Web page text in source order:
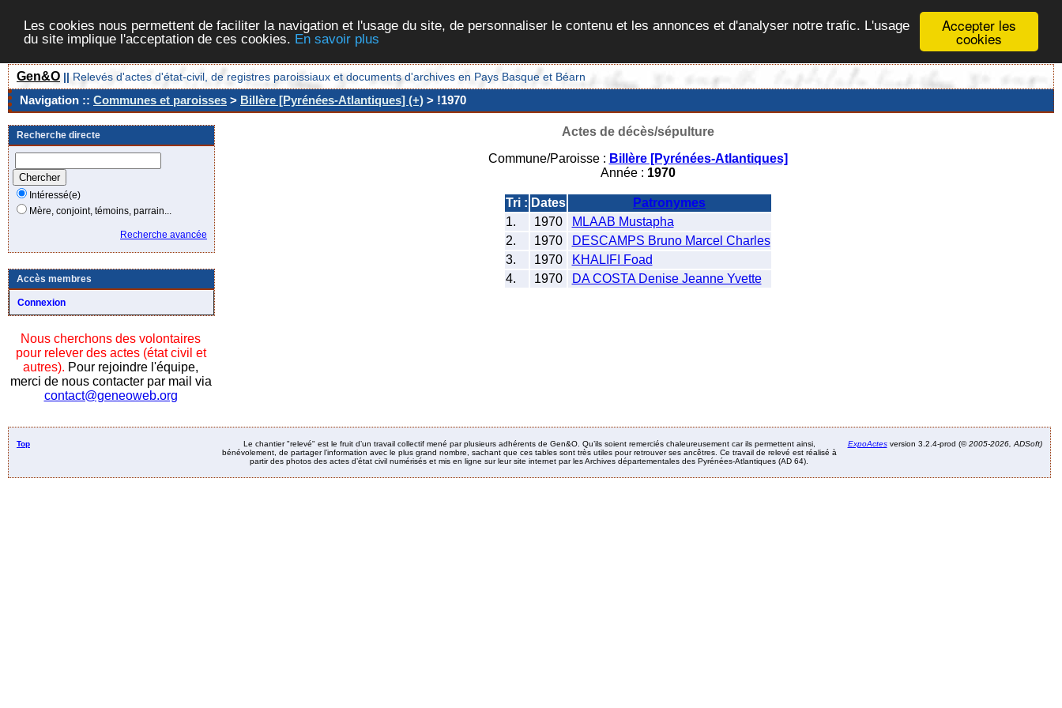
Accepter les
cookies
Les cookies nous permettent de faciliter la navigation et l'usage du site, de personnaliser le contenu et les annonces et d'analyser notre trafic. L'usage
du site implique l'acceptation de ces cookies. En savoir plus
Gen&O || Relevés d'actes d'état-civil, de registres paroissiaux et documents d'archives en Pays Basque et Béarn
Navigation :: Communes et paroisses > Billère [Pyrénées-Atlantiques] (+) > !1970
Recherche directe
Intéressé(e)
Mère, conjoint, témoins, parrain...
Recherche avancée
Accès membres
Connexion
Nous cherchons des volontaires
pour relever des actes (état civil et
autres). Pour rejoindre l'équipe,
merci de nous contacter par mail via
contact@geneoweb.org
Actes de décès/sépulture
Commune/Paroisse : Billère [Pyrénées-Atlantiques]
Année : 1970
Tri : Dates
Patronymes
1.
1970
MLAAB Mustapha
2.
1970
DESCAMPS Bruno Marcel Charles
3.
1970
KHALIFI Foad
4.
1970 DA COSTA Denise Jeanne Yvette
Top
Le chantier "relevé" est le fruit d’un travail collectif mené par plusieurs adhérents de Gen&O. Qu’ils soient remerciés chaleureusement car ils permettent ainsi,
bénévolement, de partager l’information avec le plus grand nombre, sachant que ces tables sont très utiles pour retrouver ses ancêtres. Ce travail de relevé est réalisé à
partir des photos des actes d’état civil numérisés et mis en ligne sur leur site internet par les Archives départementales des Pyrénées-Atlantiques (AD 64).
ExpoActesversion 3.2.4-prod (©2005-2026, ADSoft)